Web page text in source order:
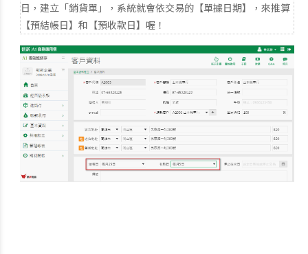
日，建立「銷貨單」，系統就會依交易的【單據日期】，來推算
【預結帳日】和【預收款日】喔！